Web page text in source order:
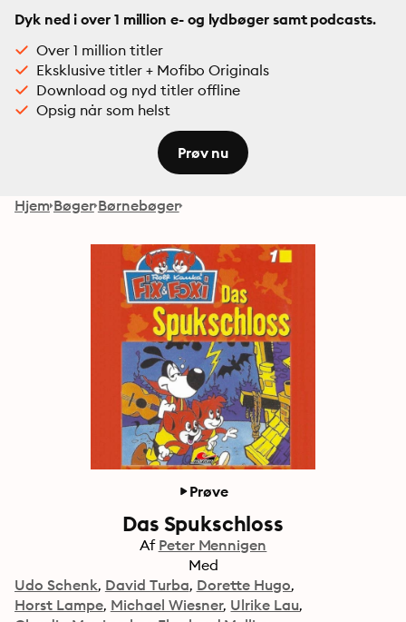
Dyk ned i over 1 million e- og lydbøger samt podcasts.
Over 1 million titler
Eksklusive titler + Mofibo Originals
Download og nyd titler offline
Opsig når som helst
Prøv nu
Hjem Bøger Børnebøger
Prøve
Das Spukschloss
Af Peter Mennigen
Med
Udo Schenk David Turba Dorette Hugo
Horst Lampe Michael Wiesner Ulrike Lau